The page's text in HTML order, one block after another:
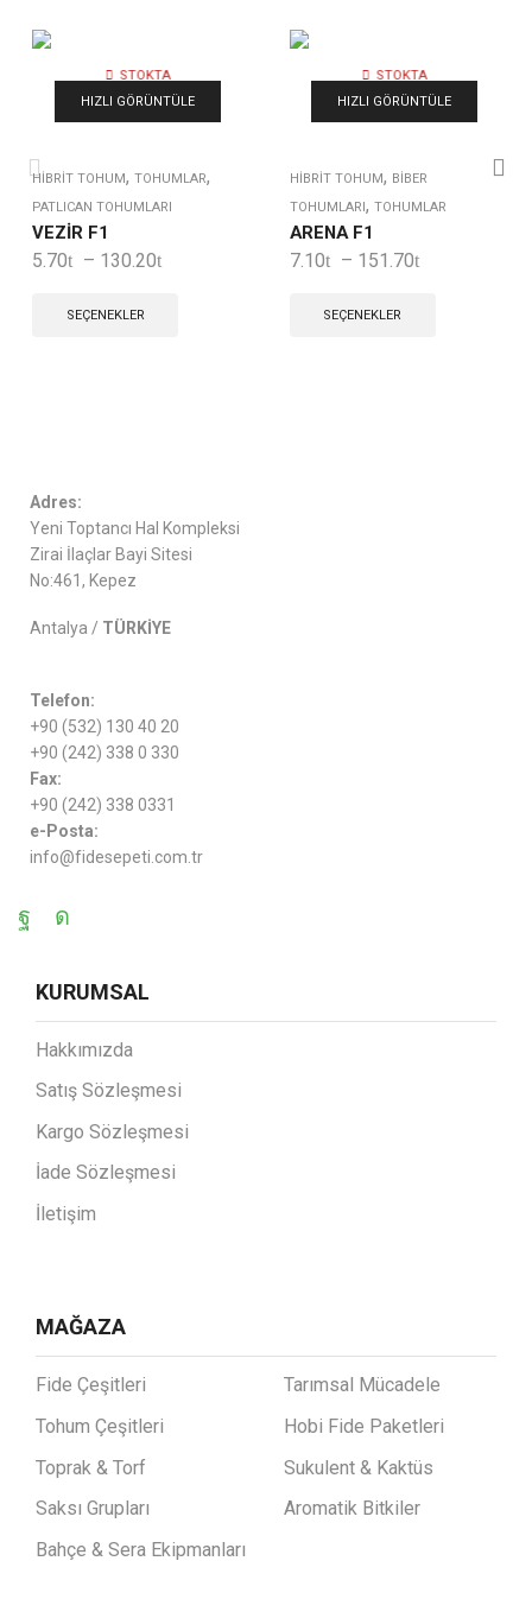
STOKTA
YOK
HIZLI GÖRÜNTÜLE
HIBRIT TOHUM, TOHUMLAR,
PATLICAN TOHUMLARI
VEZİR F1
5.70 – 130.20
SEÇENEKLER
STOKTA
YOK
HIZLI GÖRÜNTÜLE
HIBRIT TOHUM, BIBER
TOHUMLARI , TOHUMLAR
ARENA F1
7.10 – 151.70
SEÇENEKLER
Adres:
Yeni Toptancı Hal Kompleksi
Zirai İlaçlar Bayi Sitesi
No:461, Kepez
Antalya / TÜRKİYE
Telefon:
+90 (532) 130 40 20
+90 (242) 338 0 330
Fax:
+90 (242) 338 0331
e-Posta:
info@fidesepeti.com.tr
KURUMSAL
Hakkımızda
Satış Sözleşmesi
Kargo Sözleşmesi
İade Sözleşmesi
İletişim
MAĞAZA
Fide Çeşitleri
Tohum Çeşitleri
Toprak & Torf
Saksı Grupları
Bahçe & Sera Ekipmanları
Tarımsal Mücadele
Hobi Fide Paketleri
Sukulent & Kaktüs
Aromatik Bitkiler